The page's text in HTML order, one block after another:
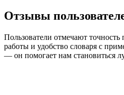
Отзывы
Пользователи отмечают точность
работы и удобство словаря с
— он помогает нам становиться